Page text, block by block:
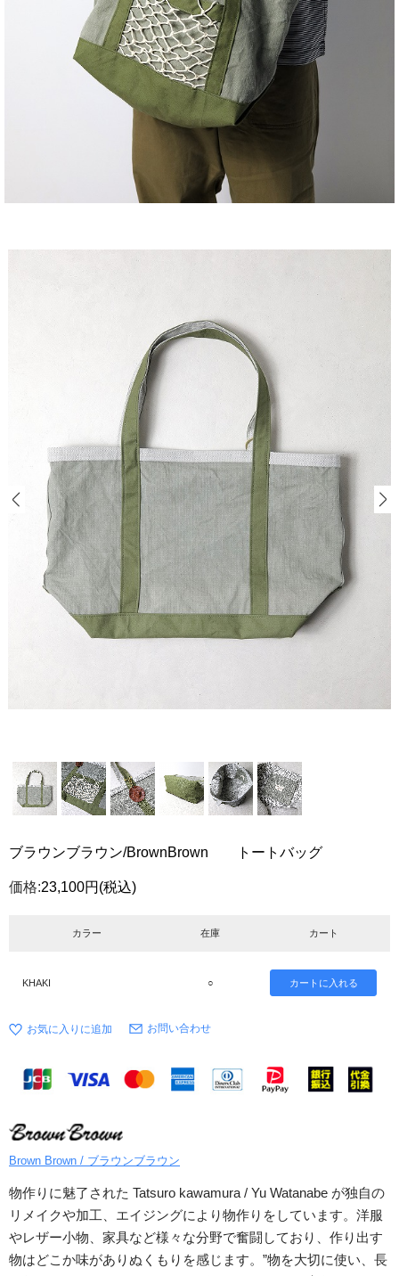
ブラウンブラウン/BrownBrown トートバッグ
価格:23,100円 (税込)
カラー 在庫 カート
KHAKI ○
お問い合わせ
Brown Brown / ブラウンブラウン
物作りに魅了された Tatsuro kawamura / Yu Watanabe が独自の
リメイクや加工、エイジングにより物作りをしています。洋服
やレザー小物、家具など様々な分野で奮闘しており、作り出す
物はどこか味がありぬくもりを感じます。”物を大切に使い、長